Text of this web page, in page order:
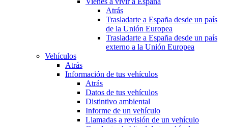
Atrás
Trasladarte a España desde un país
de la Unión Europea
Trasladarte a España desde un país
externo a la Unión Europea
Vehículos
Atrás
Información de tus vehículos
Atrás
Datos de tus vehículos
Distintivo ambiental
Informe de un vehículo
Llamadas a revisión de un vehículo